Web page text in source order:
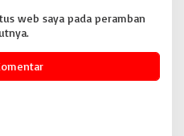
web saya pada peramban